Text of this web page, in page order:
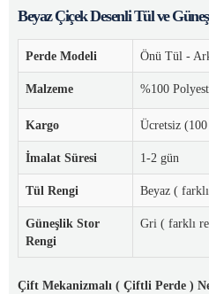
Beyaz Çiçek Desenli Tül ve
Perde Modeli Önü Tül -
Malzeme %100
Kargo Ücretsiz
İmalat Süresi 1-2 gün
Tül Rengi Beyaz (
Güneşlik Stor
Rengi
Gri ( farklı
Çift Mekanizmalı ( Çiftli Perde )